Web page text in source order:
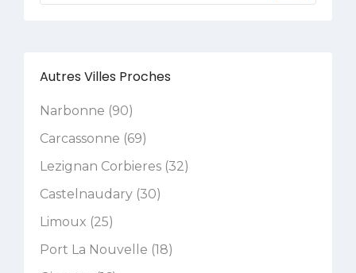
Autres Villes Proches
Narbonne (90)
Carcassonne (69)
Lezignan Corbieres (32)
Castelnaudary (30)
Limoux (25)
Port La Nouvelle (18)